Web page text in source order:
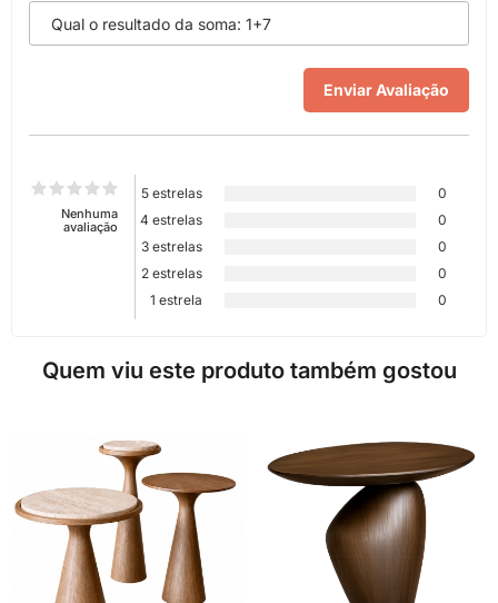
Nenhuma
avaliação
5 estrelas
0
4 estrelas
0
3 estrelas
0
2 estrelas
0
1 estrela
0
Quem viu este produto também gostou